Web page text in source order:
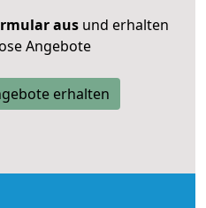
ausund erhalten
Angebote
erhalten